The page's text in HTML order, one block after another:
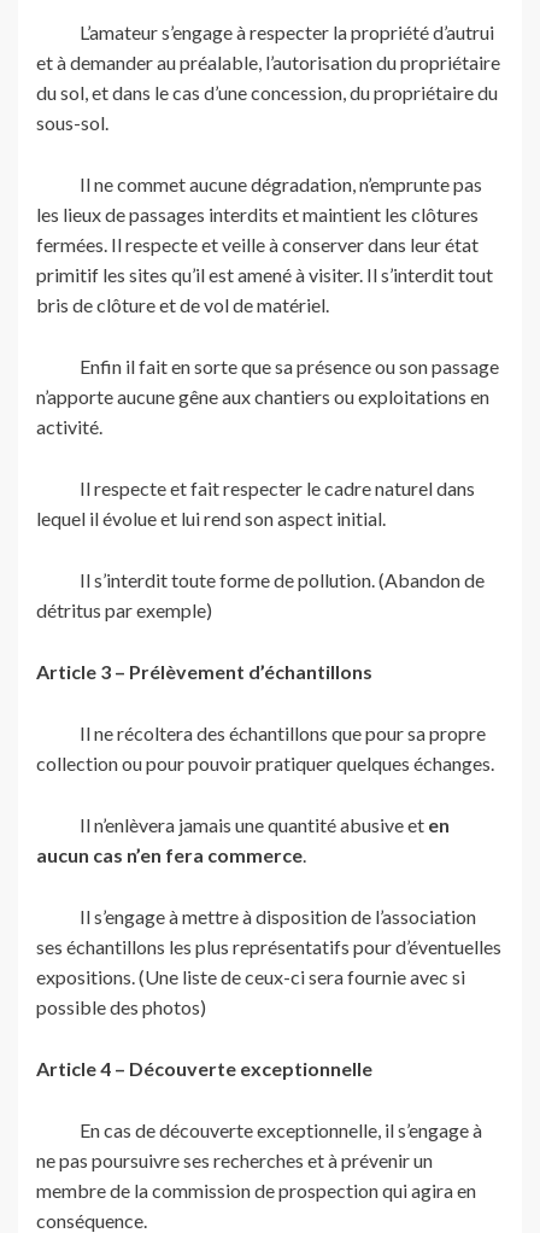
L’amateur s’engage à respecter la propriété d’autrui
et à demander au préalable, l’autorisation du propriétaire
du sol, et dans le cas d’une concession, du propriétaire du
sous-sol.
Il ne commet aucune dégradation, n’emprunte pas
les lieux de passages interdits et maintient les clôtures
fermées. Il respecte et veille à conserver dans leur état
primitif les sites qu’il est amené à visiter. Il s’interdit tout
bris de clôture et de vol de matériel.
Enfin il fait en sorte que sa présence ou son passage
n’apporte aucune gêne aux chantiers ou exploitations en
activité.
Il respecte et fait respecter le cadre naturel dans
lequel il évolue et lui rend son aspect initial.
Il s’interdit toute forme de pollution. (Abandon de
détritus par exemple)
Article 3 – Prélèvement d’échantillons
Il ne récoltera des échantillons que pour sa propre
collection ou pour pouvoir pratiquer quelques échanges.
Il n’enlèvera jamais une quantité abusive et en
aucun cas n’en fera commerce.
Il s’engage à mettre à disposition de l’association
ses échantillons les plus représentatifs pour d’éventuelles
expositions. (Une liste de ceux-ci sera fournie avec si
possible des photos)
Article 4 – Découverte exceptionnelle
En cas de découverte exceptionnelle, il s’engage à
ne pas poursuivre ses recherches et à prévenir un
membre de la commission de prospection qui agira en
conséquence.